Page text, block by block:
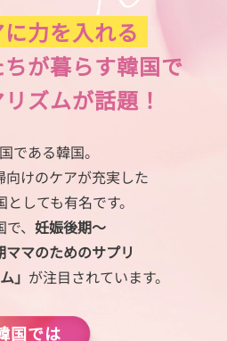
力を入れる
が暮らす韓国で
ズムが話題！
である韓国。
向けのケアが充実した
しても有名です。
、 妊娠後期〜
マのためのサプリ
」 が注目されています。
国では